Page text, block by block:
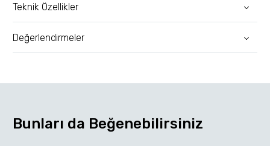
Teknik Özellikler
Değerlendirmeler
Bunları da Beğenebilirsiniz